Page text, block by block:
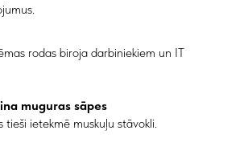
rodas biroja darbiniekiem un IT
muguras sāpes
tieši ietekmē muskuļu stāvokli.